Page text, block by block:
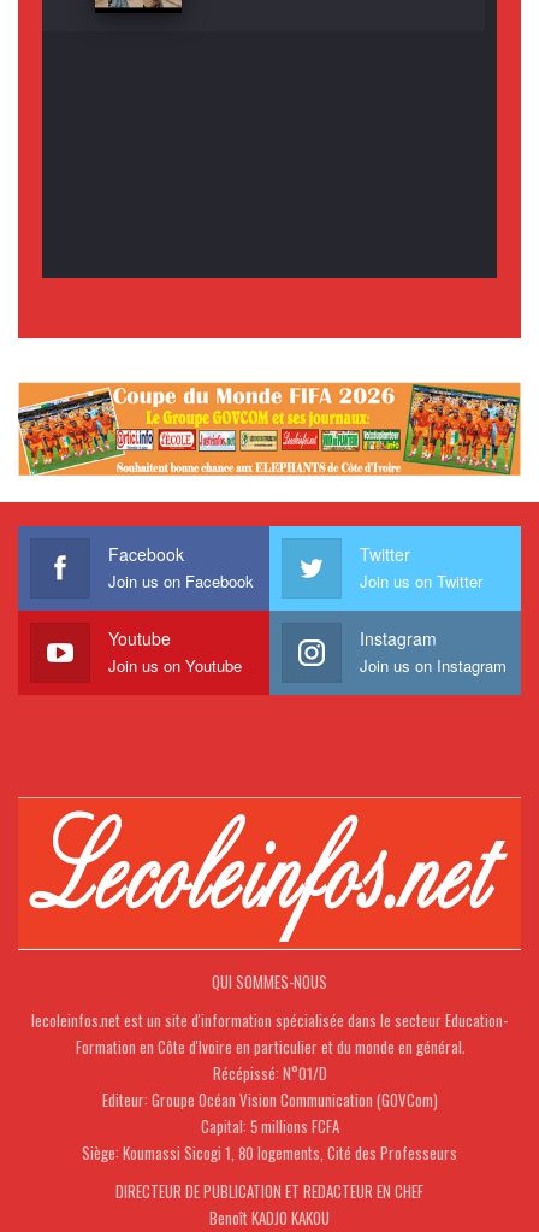
Facebook
Join us on Facebook
Twitter
Join us on Twitter
Youtube
Join us on Youtube
Instagram
Join us on Instagram
QUI SOMMES-NOUS
lecoleinfos.net est un site d'information spécialisée dans le secteur Education-
Formation en Côte d'Ivoire en particulier et du monde en général.
Récépissé: N°01/D
Editeur: Groupe Océan Vision Communication (GOVCom)
Capital: 5 millions FCFA
Siège: Koumassi Sicogi 1, 80 logements, Cité des Professeurs
DIRECTEUR DE PUBLICATION ET REDACTEUR EN CHEF
Benoît KADJO KAKOU